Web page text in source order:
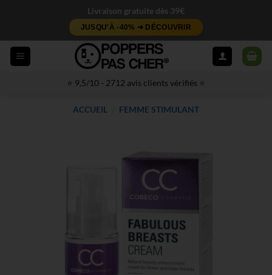
Livraison gratuite dès 39€
JUSQU'À -40% ➜ DÉCOUVRIR
⭐ 9,5/10 - 2712 avis clients vérifiés ⭐
ACCUEIL FEMME STIMULANT